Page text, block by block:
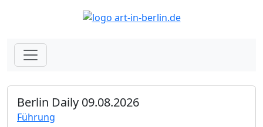
Berlin Daily 09.08.2026
Führung